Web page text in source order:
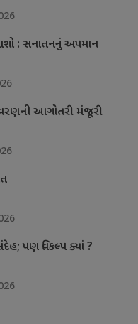
: સનાતનનું અપમાન
આગોતરી મંજૂરી
પણ વિકલ્પ ક્યાં ?